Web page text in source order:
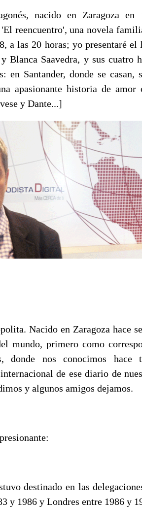
nacido en Zaragoza en
reencuentro', una novela
a las 20 horas; yo presentaré
Blanca Saavedra, y sus cuatro
en Santander, donde se casan,
apasionante historia de
y Dante...]
Nacido en Zaragoza hace
mundo, primero como
, donde nos conocimos hace
de ese diario de
y algunos amigos dejamos.
destinado en las
y 1986 y Londres entre 1986 y